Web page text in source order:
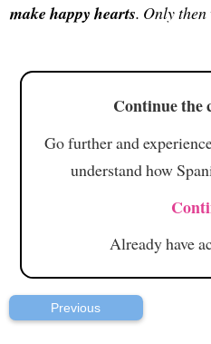
make happy hearts. Only then
Continue the
Go further and
understand how
Already have
Previous